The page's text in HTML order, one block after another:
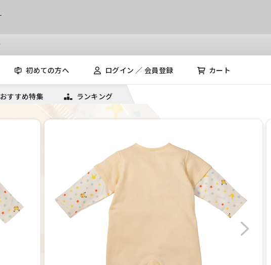
初めての方へ ログイン ／ 会員登録 カート
おすすめ特集 ランキング